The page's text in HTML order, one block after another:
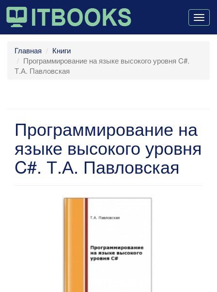
Главная
Книги
Программирование на языке высокого уровня C#.
Т.А. Павловская
Программирование на
языке высокого уровня
C#. Т.А. Павловская